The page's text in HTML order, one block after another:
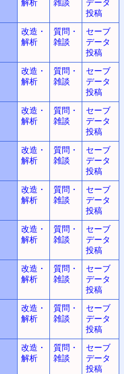
解析 雑談
データ
投稿
改造・
解析
質問・
雑談
セーブ
データ
投稿
改造・
解析
質問・
雑談
セーブ
データ
投稿
改造・
解析
質問・
雑談
セーブ
データ
投稿
改造・
解析
質問・
雑談
セーブ
データ
投稿
改造・
解析
質問・
雑談
セーブ
データ
投稿
改造・
解析
質問・
雑談
セーブ
データ
投稿
改造・
解析
質問・
雑談
セーブ
データ
投稿
改造・
解析
質問・
雑談
セーブ
データ
投稿
改造・
解析
質問・
雑談
セーブ
データ
投稿